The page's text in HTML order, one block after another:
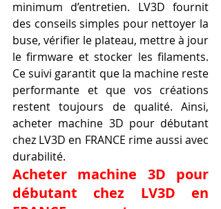
minimum d’entretien. LV3D fournit
des conseils simples pour nettoyer la
buse, vérifier le plateau, mettre à jour
le firmware et stocker les filaments.
Ce suivi garantit que la machine reste
performante et que vos créations
restent toujours de qualité. Ainsi,
acheter machine 3D pour débutant
chez LV3D en FRANCE rime aussi avec
durabilité.
Acheter machine 3D pour
débutant chez LV3D en